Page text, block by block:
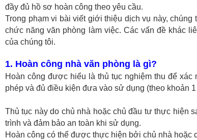
đầy đủ hồ sơ hoàn công theo yêu cầu.
Trong phạm vi bài viết giới thiệu dịch vụ này,
chức năng văn phòng làm việc. Các vấn đề khác
của chúng tôi.
1. Hoàn công nhà văn phòng là gì?
Hoàn công được hiểu là thủ tục nghiệm thu để
phép và đủ điều kiện đưa vào sử dụng (theo khoản
Thủ tục này do chủ nhà hoặc chủ đầu tư thực hiện
trình và đảm bảo an toàn khi sử dụng.
Hoàn công có thể được thực hiện bởi chủ nhà hoặc